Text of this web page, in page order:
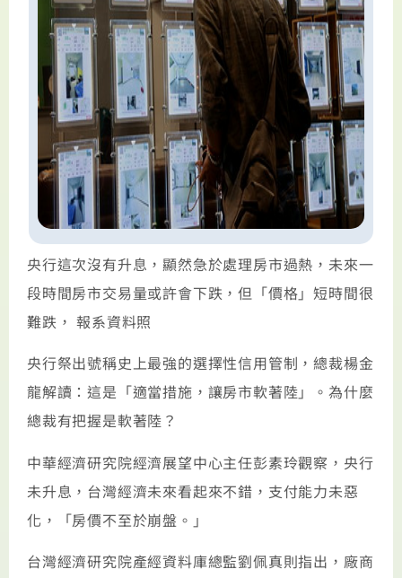
央行這次沒有升息，顯然急於處理房市過熱，未來一
段時間房市交易量或許會下跌，但「價格」短時間很
難跌， 報系資料照
央行祭出號稱史上最強的選擇性信用管制，總裁楊金
龍解讀：這是「適當措施，讓房市軟著陸」。為什麼
總裁有把握是軟著陸？
中華經濟研究院經濟展望中心主任彭素玲觀察，央行
未升息，台灣經濟未來看起來不錯，支付能力未惡
化，「房價不至於崩盤。」
台灣經濟研究院產經資料庫總監劉佩真則指出，廠商